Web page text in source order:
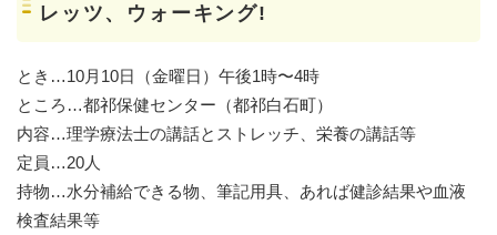
レッツ、ウォーキング!
とき…10月10日（金曜日）午後1時〜4時
ところ…都祁保健センター（都祁白石町）
内容…理学療法士の講話とストレッチ、栄養の講話等
定員…20人
持物…水分補給できる物、筆記用具、あれば健診結果や血液
検査結果等